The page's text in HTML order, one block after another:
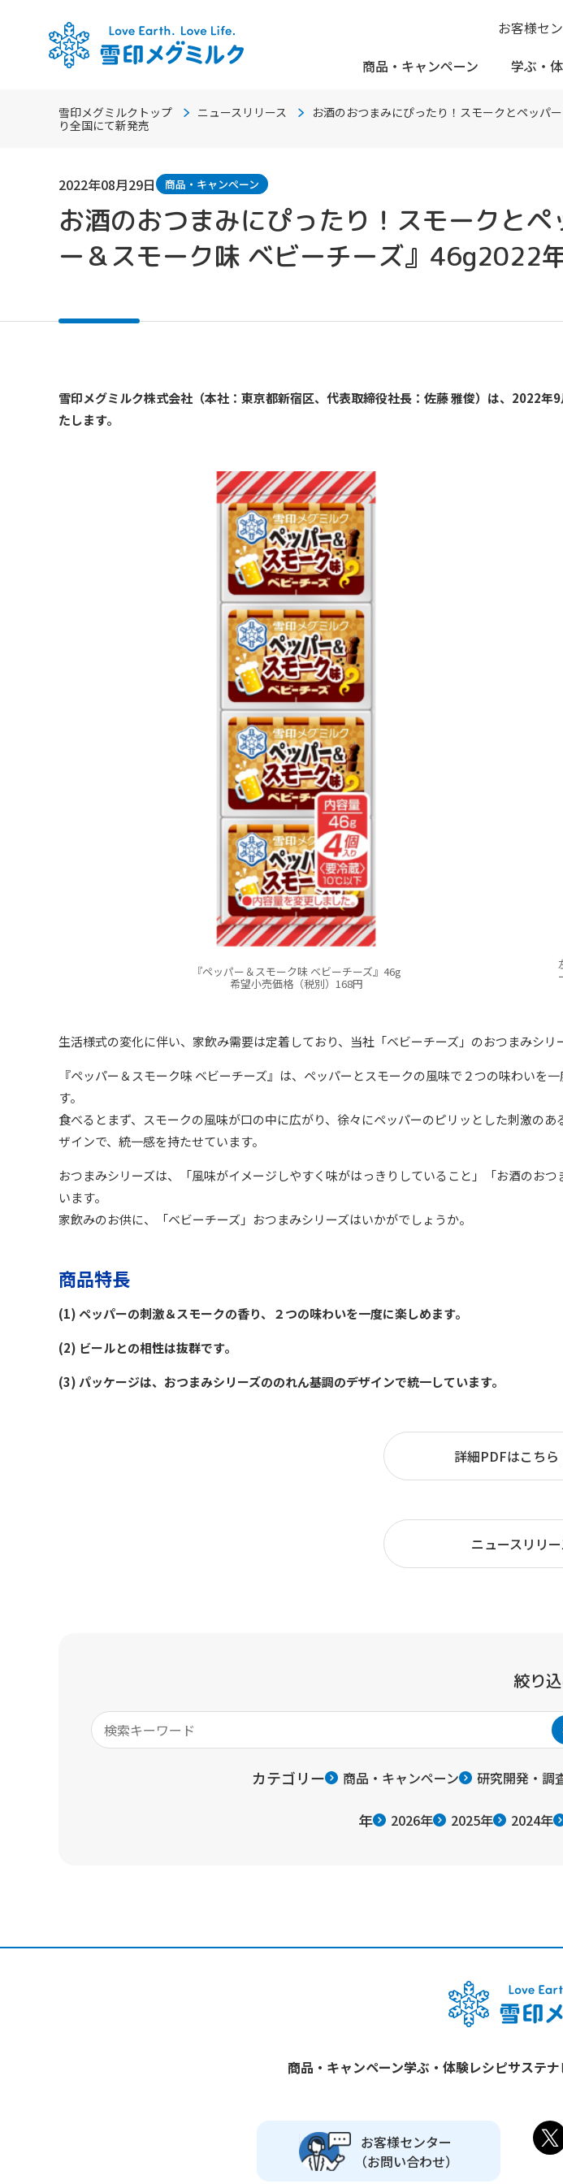
商品・ キャンペーン 学ぶ・
お客様セ
雪印メグミルクトップ ニュースリリース
お酒のおつまみにぴったり！スモークとペッパ
り全国にて新発売
2022年08月29日 商品・キャンペーン
お酒のおつまみにぴったり！スモークと
ー＆スモーク味 ベビーチーズ』46g2022
雪印メグミルク株式会社（本社：東京都新宿区、代表取締役社長：佐藤 雅俊）は、2022
たします。
『ペッパー＆スモーク味 ベビーチーズ』46g
希望小売価格（税別）168円
生活様式の変化に伴い、家飲み需要は定着しており、当社「ベビーチーズ」のおつまみシリ
『ペッパー＆スモーク味 ベビーチーズ』は、ペッパーとスモークの風味で２つの味わい
す。
食べるとまず、スモークの風味が口の中に広がり、徐々にペッパーのピリッとした刺激の
ザインで、統一感を持たせています。
おつまみシリーズは、「風味がイメージしやすく味がはっきりしていること」「お酒のお
います。
家飲みのお供に、「ベビーチーズ」おつまみシリーズはいかがでしょうか。
商品特長
(1) ペッパーの刺激＆スモークの香り、２つの味わいを一度に楽しめます。
(2) ビールとの相性は抜群です。
(3) パッケージは、おつまみシリーズののれん基調のデザインで統一しています。
詳細PDFはこち
ニュースリリ
絞り
カテゴリー 商品・キャンペーン 研究開発・調
年 2026年 2025年 2024年
商品・キャンペーン学ぶ・体験レシピサステナ
お客様センター
（お問い合わせ）